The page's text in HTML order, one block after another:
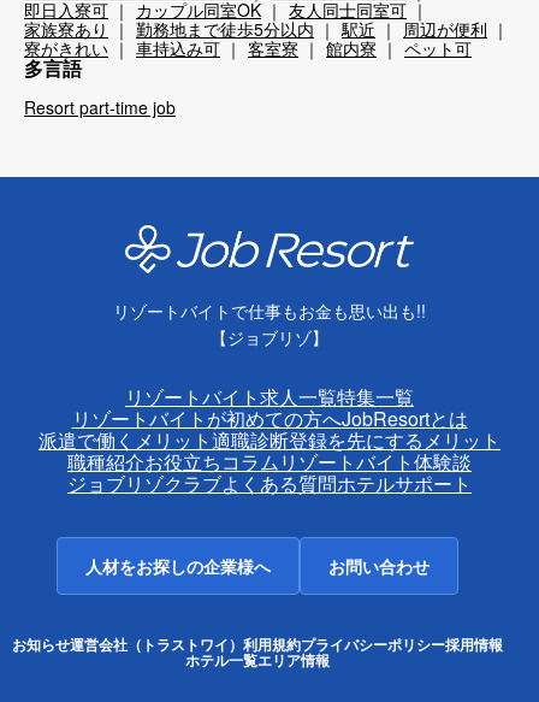
即日入寮可
カップル同室OK
友人同士同室可
家族寮あり
勤務地まで徒歩5分以内 駅近
周辺が便利
寮がきれい
車持込み可 客室寮 館内寮 ペット可
多言語
Resort part-time job
リゾートバイトで仕事もお金も思い出も!!
【ジョブリゾ】
リゾートバイト求人一覧特集一覧
リゾートバイトが初めての方へJobResortとは
派遣で働くメリット適職診断登録を先にするメリット
職種紹介お役立ちコラムリゾートバイト体験談
ジョブリゾクラブよくある質問ホテルサポート
人材をお探しの企業様へ お問い合わせ
お知らせ運営会社（トラストワイ） 利用規約プライバシーポリシー採用情報
ホテル一覧エリア情報